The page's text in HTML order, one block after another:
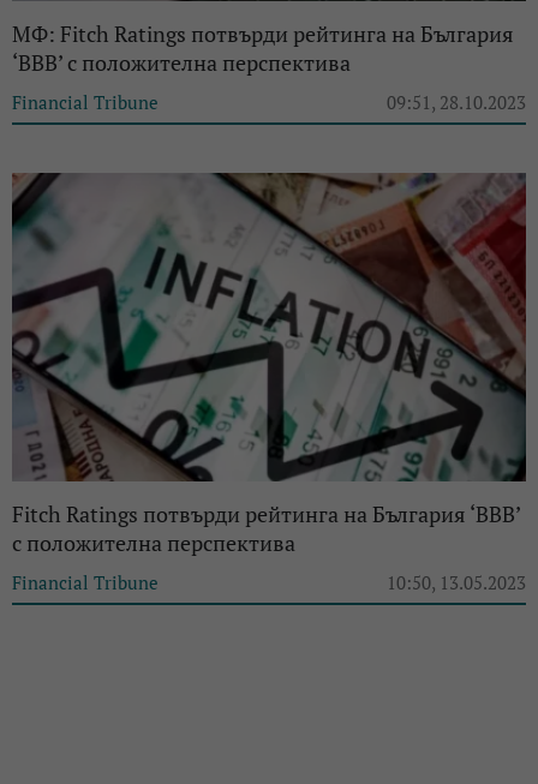
МФ: Fitch Ratings потвърди рейтинга на България
‘BBB’ с положителна перспектива
Financial Tribune 09:51, 28.10.2023
Fitch Ratings потвърди рейтинга на България ‘BBB’
с положителна перспектива
Financial Tribune 10:50, 13.05.2023